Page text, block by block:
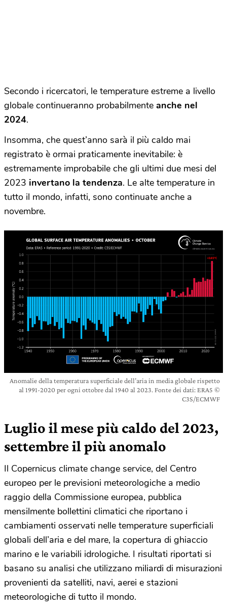
Secondo i ricercatori, le temperature estreme a livello
globale continueranno probabilmente anche nel
2024.
Insomma, che quest’anno sarà il più caldo mai
registrato è ormai praticamente inevitabile: è
estremamente improbabile che gli ultimi due mesi del
2023 invertano la tendenza. Le alte temperature in
tutto il mondo, infatti, sono continuate anche a
novembre.
Anomalie della temperatura superficiale dell’aria in media globale rispetto
al 1991-2020 per ogni ottobre dal 1940 al 2023. Fonte dei dati: ERA5 ©
C3S/ECMWF
Luglio il mese più caldo del 2023,
settembre il più anomalo
Il Copernicus climate change service, del Centro
europeo per le previsioni meteorologiche a medio
raggio della Commissione europea, pubblica
mensilmente bollettini climatici che riportano i
cambiamenti osservati nelle temperature superficiali
globali dell’aria e del mare, la copertura di ghiaccio
marino e le variabili idrologiche. I risultati riportati si
basano su analisi che utilizzano miliardi di misurazioni
provenienti da satelliti, navi, aerei e stazioni
meteorologiche di tutto il mondo.